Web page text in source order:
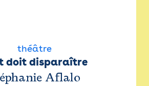
théâtre
doit disparaître
Aflalo